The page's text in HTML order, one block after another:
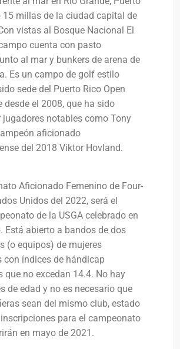
15 millas de la ciudad capital de
vistas al Bosque Nacional El
cuenta con pasto
al mar y bunkers de arena de
Es un campo de golf estilo
sede del Puerto Rico Open
desde el 2008, que ha sido
jugadores notables como Tony
aficionado
del 2018 Viktor Hovland.
Aficionado Femenino de Four-
Unidos del 2022, será el
de la USGA celebrado en
Está abierto a bandos de dos
(o equipos) de mujeres
con índices de hándicap
que no excedan 14.4. No hay
de edad y no es necesario que
sean del mismo club, estado
para el campeonato
en mayo de 2021.